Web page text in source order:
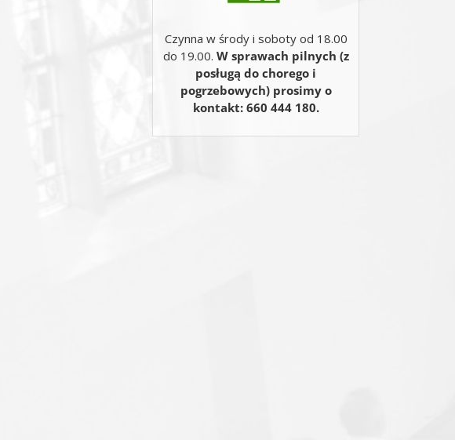
Czynna w środy i soboty od 18.00
do 19.00. W sprawach pilnych (z
posługą do chorego i
pogrzebowych) prosimy o
kontakt: 660 444 180.